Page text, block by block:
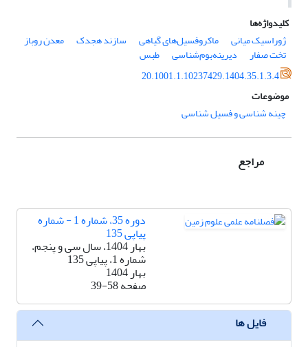
کلیدواژه‌ها
ژوراسیک میانی
ماکروفسیل‌های گیاهی سازند هجدک معدن روباز
تخت صفار دیرینه‌بوم‌شناسی
طبس
20.1001.1.10237429.1404.35.1.3.4
موضوعات
چینه شناسی و فسیل شناسی
مراجع
دوره 35، شماره 1 - شماره
پیاپی 135
بهار 1404، سال سی و پنجم،
شماره 1، پیاپی 135
بهار 1404
صفحه39-58
فایل ها